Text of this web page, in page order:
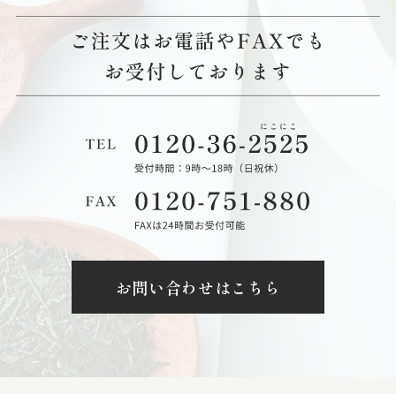
お問い合わせはこちら